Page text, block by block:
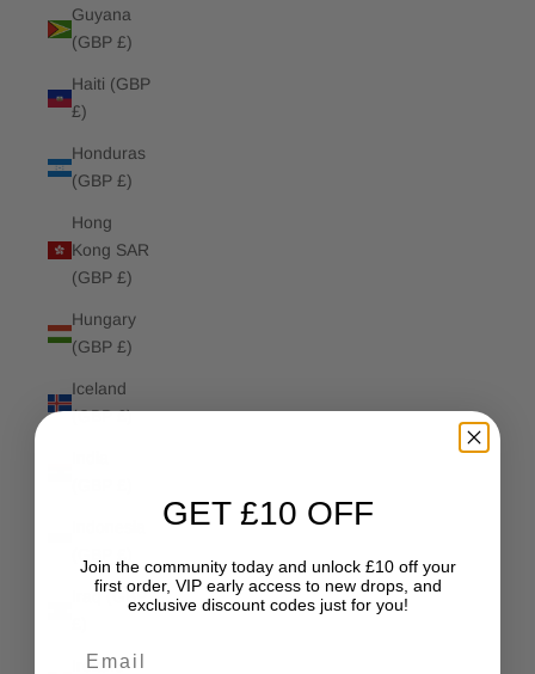
Guyana
(GBP £)
Haiti (GBP
£)
Honduras
(GBP £)
Hong
Kong SAR
(GBP £)
Hungary
(GBP £)
Iceland
(GBP £)
Iraq (GBP
Ireland
GET £10 OFF
Join the community today and unlock £10 off your
first order, VIP early access to new drops, and
exclusive discount codes just for you!